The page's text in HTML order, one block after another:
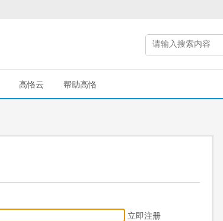
高恪云 帮助高恪
立即注册